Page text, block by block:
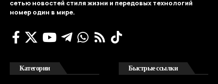
сетью новостей стиля жизни и передовых технологий
номер один в мире.
Категории Быстрые ссылки